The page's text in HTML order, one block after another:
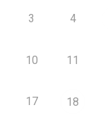
3 4
10 11
17 18